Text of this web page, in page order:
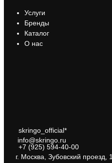
Услуги
Бренды
Каталог
О нас
skringo_official*
info@skringo.ru
+7 (925) 594-40-00
г. Москва, Зубовский проезд, 1